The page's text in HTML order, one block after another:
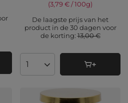
(3,79 € / 100g)
De laagste prijs van het
product in de 30 dagen voor
de korting:13,00 €
Aantal producten